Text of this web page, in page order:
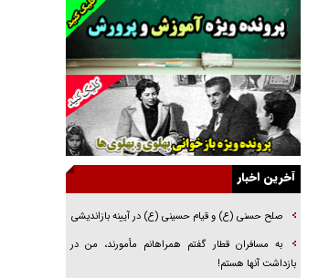
فوتبال و آن «بالا»!
راهبرد غافلگیری با نسل جدید پهپاد‌ها
جنجال پزشکان تقلبی در صنعت زیبایی
یهودی‌ها در ادبیات داستانی اروپا؛ از شکسپیر تا
دیکنز
گفت‌وگو با خواهر یکی از شهدای جنگ رمضان/
خواهرم فرمانده جهادی و اهل خدمت بی‌منت بود
بگنجد!
گزارش «جوان» از قوانین سخت‌گیرانه ۶ قاره در
برابر یورش به پاسگاه‌های پلیس
آخرین اخبار
صلح حسنی (ع) و قیام حسینی (ع) در آیینه بازاندیشی
به مسافران قطار گفتم همراهانم مأمورند، من در
بازداشت آنها هستم!